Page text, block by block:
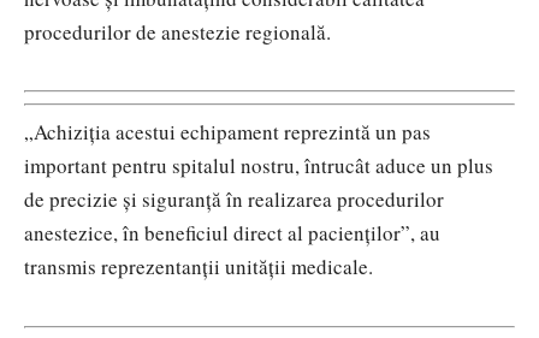
procedurilor de anestezie regională.
„Achiziția acestui echipament reprezintă un pas
important pentru spitalul nostru, întrucât aduce un plus
de precizie și siguranță în realizarea procedurilor
anestezice, în beneficiul direct al pacienților”, au
transmis reprezentanții unității medicale.